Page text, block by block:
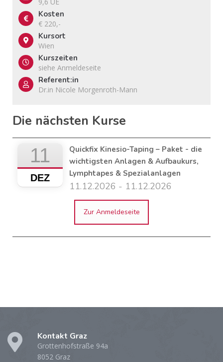
Kosten
€ 220,-
Kursort
Wien
Kurszeiten
siehe Anmeldeseite
Referent:in
Dr.in Nicole Morgenroth-Mann
Die nächsten Kurse
11
DEZ
Quickfix Kinesio-Taping – Paket - die
wichtigsten Anlagen & Aufbaukurs,
Lymphtapes & Spezialanlagen
11.12.2026 - 11.12.2026
Zur Anmeldeseite
Kontakt Graz
Grottenhofstraße 94a
8052 Graz